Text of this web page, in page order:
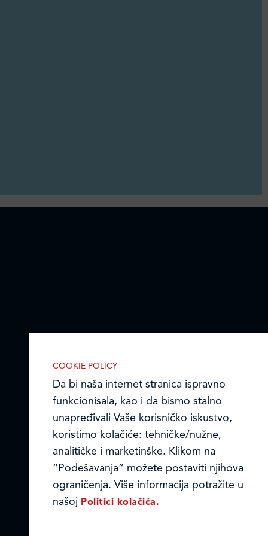
COOKIE POLICY
Da bi naša internet stranica ispravno
funkcionisala, kao i da bismo stalno
unapređivali Vaše korisničko iskustvo,
koristimo kolačiće: tehničke/nužne,
analitičke i marketinške. Klikom na
“Podešavanja” možete postaviti njihova
ograničenja. Više informacija potražite u
našoj Politici kolačića.
IZABERITE KOLAČIĆE NA STRANICI
Omogućite ili onemogućite našoj
internet stranici upotrebu kolačića
opisanih u nastavku: